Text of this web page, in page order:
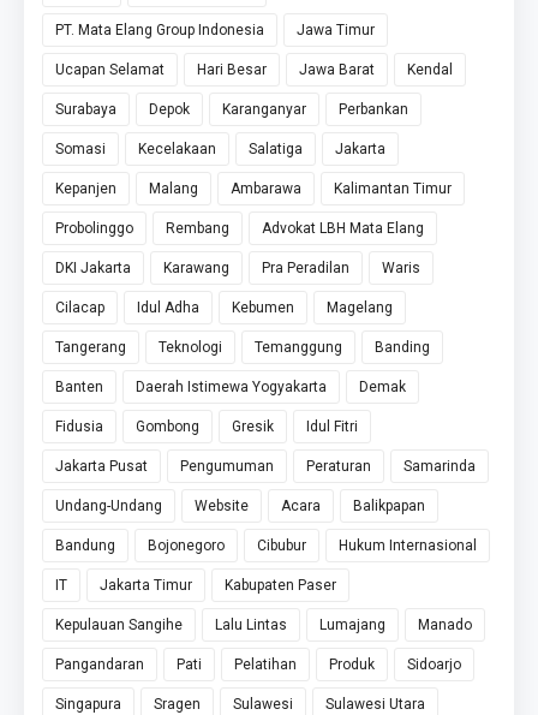
PT. Mata Elang Group Indonesia Jawa Timur
Ucapan Selamat Hari Besar Jawa Barat Kendal
Surabaya Depok Karanganyar Perbankan
Somasi Kecelakaan Salatiga Jakarta
Kepanjen Malang Ambarawa Kalimantan Timur
Probolinggo Rembang Advokat LBH Mata Elang
DKI Jakarta Karawang Pra Peradilan Waris
Cilacap Idul Adha Kebumen Magelang
Tangerang Teknologi Temanggung Banding
Banten Daerah Istimewa Yogyakarta Demak
Fidusia Gombong Gresik Idul Fitri
Jakarta Pusat Pengumuman Peraturan Samarinda
Undang-Undang Website Acara Balikpapan
Bandung Bojonegoro Cibubur Hukum Internasional
IT Jakarta Timur Kabupaten Paser
Kepulauan Sangihe Lalu Lintas Lumajang Manado
Pangandaran Pati Pelatihan Produk Sidoarjo
Singapura Sragen Sulawesi Sulawesi Utara